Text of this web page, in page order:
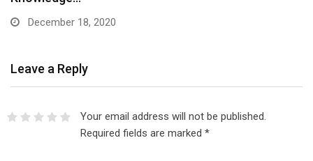
December 18, 2020
Leave a Reply
Your email address will not be published.
Required fields are marked *